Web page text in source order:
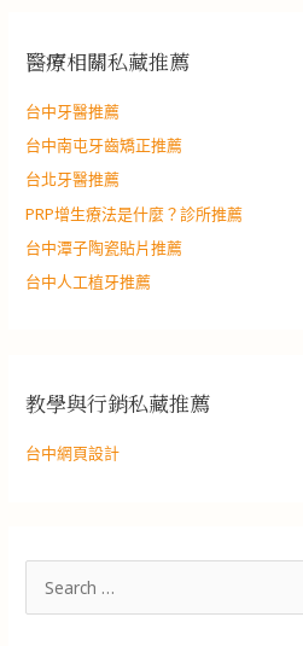
醫療相關私藏推薦
台中牙醫推薦
台中南屯牙齒矯正推薦
台北牙醫推薦
PRP增生療法是什麼？診所推薦
台中潭子陶瓷貼片推薦
台中人工植牙推薦
教學與行銷私藏推薦
台中網頁設計
尋